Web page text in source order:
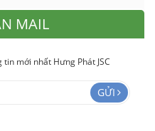
MAIL
mới nhất Hưng Phát JSC
GỬI